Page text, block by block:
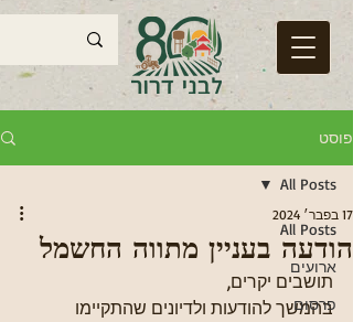
פוסט
All Posts
ארועים
פרסום
All Posts
הודעה בעניין מתווה החשמל
17 בפבר׳ 2024
תושבים יקרים,
בהמשך להודעות ולדיונים שהתקיימו